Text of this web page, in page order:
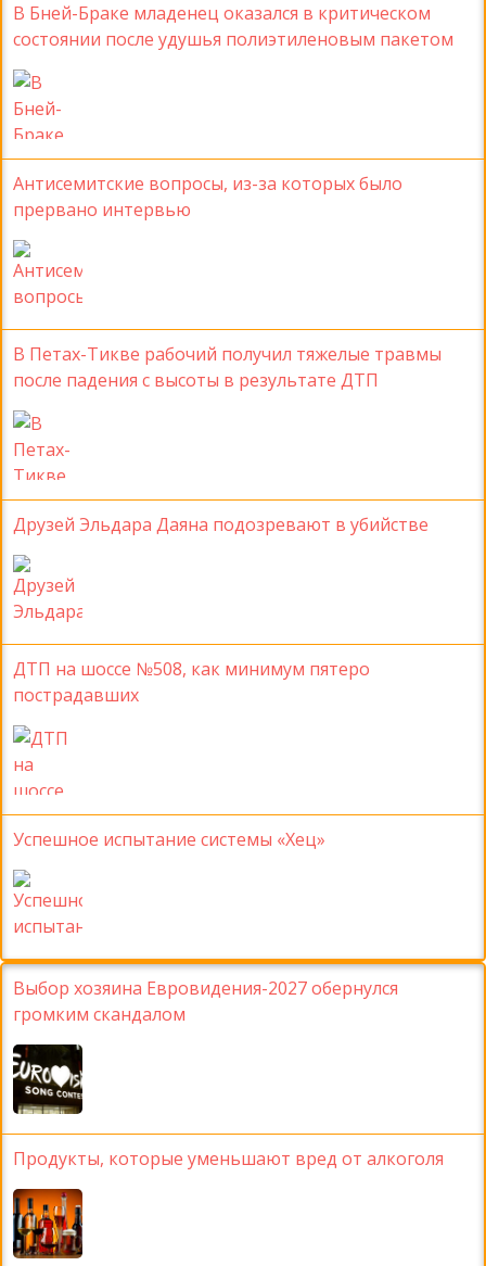
В Бней-Браке младенец оказался в критическом
состоянии после удушья полиэтиленовым пакетом
Антисемитские вопросы, из-за которых было
прервано интервью
В Петах-Тикве рабочий получил тяжелые травмы
после падения с высоты в результате ДТП
Друзей Эльдара Даяна подозревают в убийстве
ДТП на шоссе №508, как минимум пятеро
пострадавших
Успешное испытание системы «Хец»
Выбор хозяина Евровидения-2027 обернулся
громким скандалом
Продукты, которые уменьшают вред от алкоголя